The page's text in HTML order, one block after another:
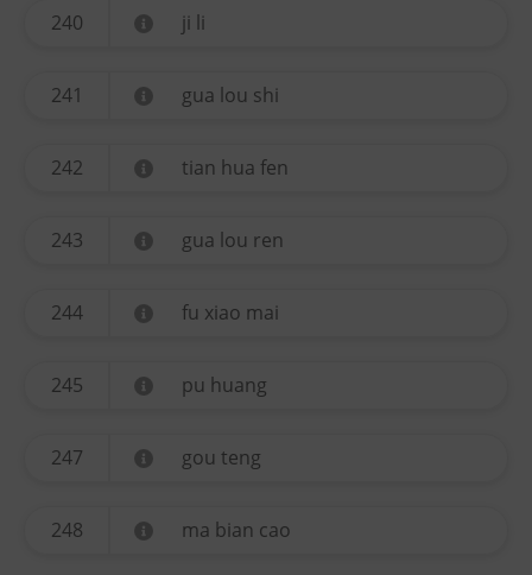
240 ji li
241 gua lou shi
242 tian hua fen
243 gua lou ren
244 fu xiao mai
245 pu huang
247 gou teng
248 ma bian cao